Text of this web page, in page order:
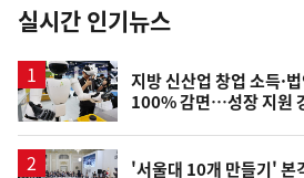
뉴
스
실시간 인기뉴스
지방 신산업 창업 소득·
100% 감면…성장 지원
'서울대 10개 만들기'